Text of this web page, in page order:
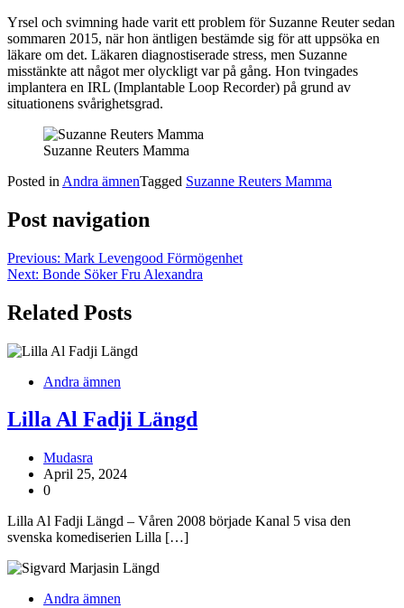
Yrsel och svimning hade varit ett problem för Suzanne Reuter sedan
sommaren 2015, när hon äntligen bestämde sig för att uppsöka en
läkare om det. Läkaren diagnostiserade stress, men Suzanne
misstänkte att något mer olyckligt var på gång. Hon tvingades
implantera en IRL (Implantable Loop Recorder) på grund av
situationens svårighetsgrad.
Suzanne Reuters Mamma
Posted in Andra ämnenTagged Suzanne Reuters Mamma
Post navigation
Previous: Mark Levengood Förmögenhet
Next: Bonde Söker Fru Alexandra
Related Posts
Andra ämnen
Lilla Al Fadji Längd
Mudasra
April 25, 2024
0
Lilla Al Fadji Längd – Våren 2008 började Kanal 5 visa den
svenska komediserien Lilla […]
Andra ämnen